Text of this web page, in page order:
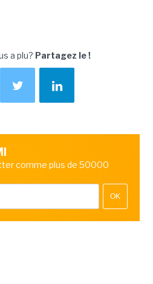
a plu? Partagez le !
comme plus de 50000
OK